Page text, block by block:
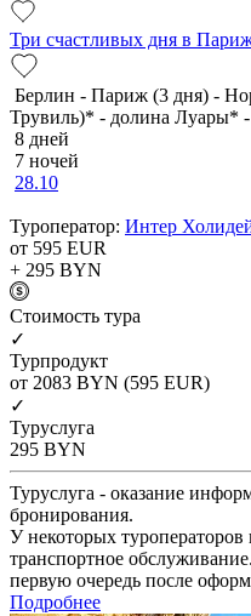
Три счастливых дня в
Берлин - Париж (3 дня) -
Трувиль)* - долина Луары*
8 дней
7 ночей
28.10
Туроператор: Интер
от 595 EUR
+ 295 BYN
Cтоимость тура
✓
Турпродукт
от 2083 BYN (595 EUR)
✓
Туруслуга
295 BYN
Туруслуга - оказание
бронирования.
У некоторых туроператоров
транспортное
первую очередь после
Подробнее